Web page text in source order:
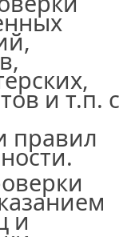
и т.п. с
правил
и